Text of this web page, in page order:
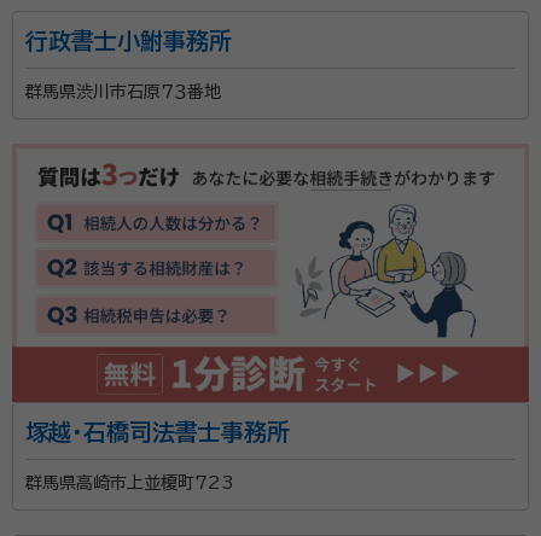
東良 義文（ひがしら よしふみ）
経歴： 国立岐阜大学卒業 元長野県職員 令和2 年 6 月 行政書士登録
行政書士の東良義文です。 当事務所は、⾧野県安曇野
市の静かな住宅街の中にあり、お客様がご自宅で寛ぐよ
うな感覚で打合せができますので、お気軽にお立ち寄り
いただければと思います。 人生を精一杯生きてこられ
た皆様方を応援させていただきたく、成年後見・相続関
係など、終活に関する業務を主としており、以下の三点
をモットーとしています。 一、お客様のお話を傾聴し、そ
の想いを正確に受け止めること 一、わかりやすい言葉
で、お客様が理解・納得できるような打合せを心がける
行政書士、ﾌｧｲﾅﾝｼｬﾙﾌﾟﾗﾝﾅｰ2級技能士
所属団体：長野県行政書士会、公益社団法人コスモス成年後見サポ
ートセンター、一般社団法人家族信託普及協会会員
行政書士小鮒事務所
群馬県渋川市石原７３番地
塚越・石橋司法書士事務所
群馬県高崎市上並榎町723